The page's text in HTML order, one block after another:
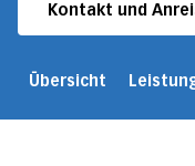
Kontakt und
Übersicht